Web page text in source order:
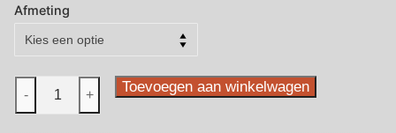
Afmeting
zebra
- + Toevoegen aan winkelwagen